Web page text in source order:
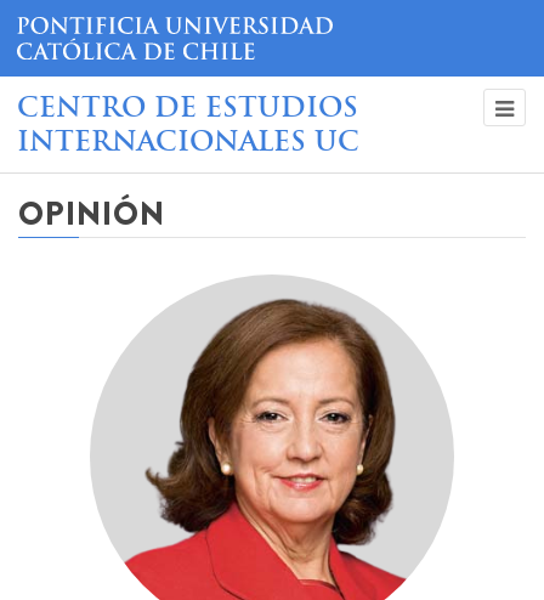
CENTRO DE ESTUDIOS
INTERNACIONALES UC
OPINIÓN